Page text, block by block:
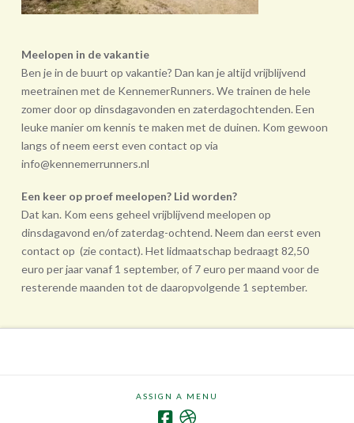
Meelopen in de vakantie
Ben je in de buurt op vakantie? Dan kan je altijd vrijblijvend
meetrainen met de KennemerRunners. We trainen de hele
zomer door op dinsdagavonden en zaterdagochtenden. Een
leuke manier om kennis te maken met de duinen. Kom gewoon
langs of neem eerst even contact op via
info@kennemerrunners.nl
Een keer op proef meelopen? Lid worden?
Dat kan. Kom eens geheel vrij­blijvend meelopen op
dinsdagavond en/of zaterdag-ochtend. Neem dan eerst even
contact op (zie contact). Het lidmaatschap bedraagt 82,50
euro per jaar vanaf 1 september, of 7 euro per maand voor de
resterende maanden tot de daarop­volgende 1 september.
ASSIGN A MENU